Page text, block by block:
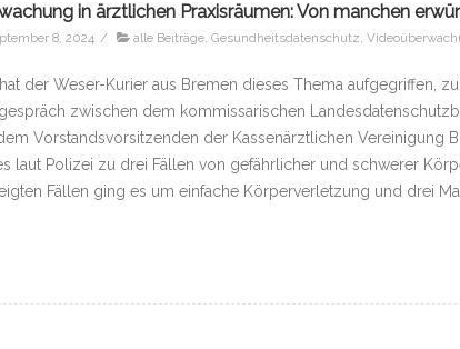
in ärztlichen Praxisräumen: Von manchen
8, 2024 / alle Beiträge, Gesundheitsdatenschutz,
der Weser-Kurier aus Bremen dieses Thema aufgegriffen,
zwischen dem kommissarischen
Vorstandsvorsitzenden der Kassenärztlichen Vereinigung
laut Polizei zu drei Fällen von gefährlicher und schwerer
Fällen ging es um einfache Körperverletzung und drei